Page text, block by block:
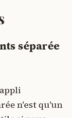
séparée
n'est qu'un